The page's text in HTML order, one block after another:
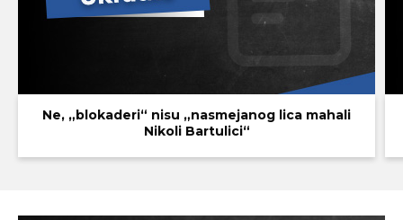
Ne, „blokaderi“ nisu „nasmejanog lica mahali
Nikoli Bartulici“